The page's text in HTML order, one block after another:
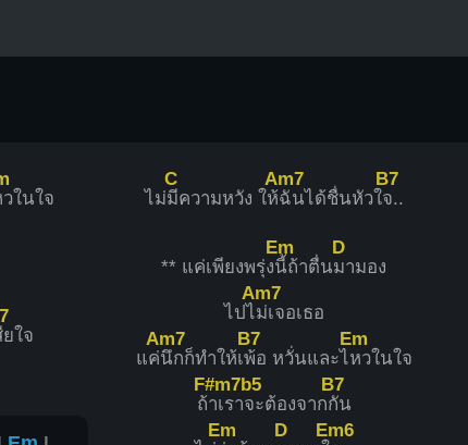
ในใจ
ใจ
ไม่
C
มีความหวัง ให้
Am7
ฉันได้ชื่นหัวใ
B7
จ..
** แค่เพียงพรุ่ง
Em
นี้ถ้าตื่น
D
มามอง
ไปไ
Am7
ม่เจอเธอ
แค่
Am7
นึกก็ทำให้เ
B7
พ้อ หวั่นและไ
Em
หวในใจ
ถ้
F#m7b5
าเราจะต้องจาก
B7
กัน
Em D Em6